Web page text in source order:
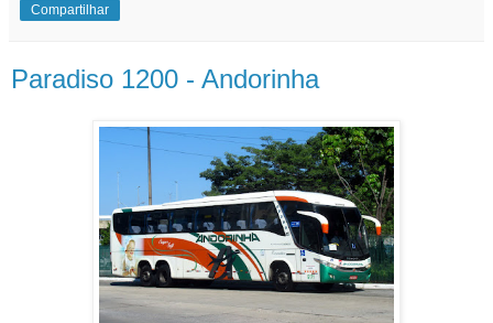
Compartilhar
Paradiso 1200 - Andorinha